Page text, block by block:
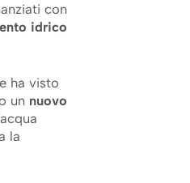
con
idrico
ha visto
un nuovo
la